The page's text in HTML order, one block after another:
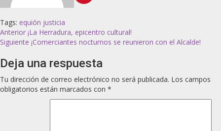
Tags: equión justicia
Anterior ¡La Herradura, epicentro cultural!
Siguiente ¡Comerciantes nocturnos se reunieron con el Alcalde!
Deja una respuesta
Tu dirección de correo electrónico no será publicada. Los campos
obligatorios están marcados con *